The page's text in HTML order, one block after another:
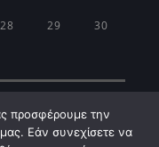
28 29 30
προσφέρουμε την
Εάν συνεχίσετε να